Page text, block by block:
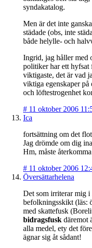
syndakatalog.
Men är det inte
städade (obs, inte
både helylle- och
Ingrid, jag håller med
politiker har ett hyfsat
viktigaste, det är vad
viktiga egenskaper
och löftestrogenhet
# 11 oktober 2006
Ica
fortsättning om det
Jag drömde om dig
Hm, måste
# 11 oktober 2006
Översättarhelena
Det som irriterar mig i
befolkningsskikt (läs:
med skattefusk
bidragsfusk däremot
alla medel, ety det
ägnar sig åt sådant!